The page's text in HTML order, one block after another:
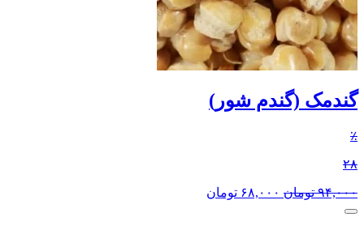
گندمک (گندم شور)
٪
۲۸
۹۴,۰۰۰ تومان ۶۸,۰۰۰ تومان